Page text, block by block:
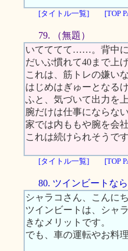
[タイトル一覧] [TOP
79. （無題）
いてててて……。背中に
だいぶ慣れて40まで上
これは、筋トレの嫌い
はじめはぎゅーとなる
ふと、気づいて出力を
腕だけは仕事にならな
家では内ももや腕を会
これは続けられそうです
[タイトル一覧] [TOP
80. ツインビートな
シャラコさん、こんにち
ツインビートは、シャ
きなメリットです。
でも、車の運転やお料